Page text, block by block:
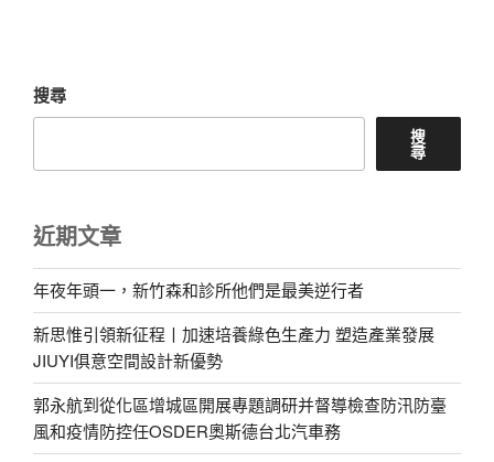
搜尋
搜
尋
近期文章
年夜年頭一，新竹森和診所他們是最美逆行者
新思惟引領新征程丨加速培養綠色生產力 塑造產業發展
JIUYI俱意空間設計新優勢
郭永航到從化區增城區開展專題調研并督導檢查防汛防臺
風和疫情防控任OSDER奧斯德台北汽車務